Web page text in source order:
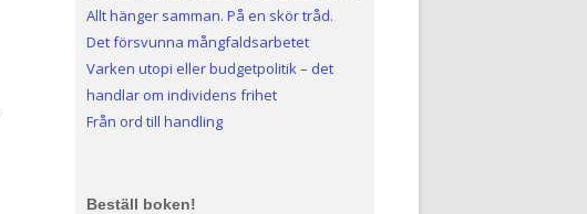
Allt hänger samman. På en skör tråd.
Det försvunna mångfaldsarbetet
Varken utopi eller budgetpolitik – det
handlar om individens frihet
Från ord till handling
Beställ boken!